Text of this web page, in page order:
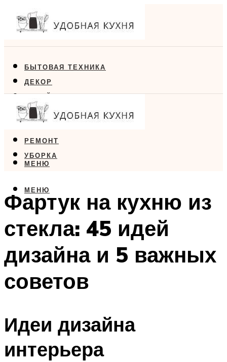
БЫТОВАЯ ТЕХНИКА
ДЕКОР
ДИЗАЙН
ЕДА
РЕМОНТ
УБОРКА
МЕНЮ
МЕНЮ
Фартук на кухню из
стекла: 45 идей
дизайна и 5 важных
советов
Идеи дизайна
интерьера